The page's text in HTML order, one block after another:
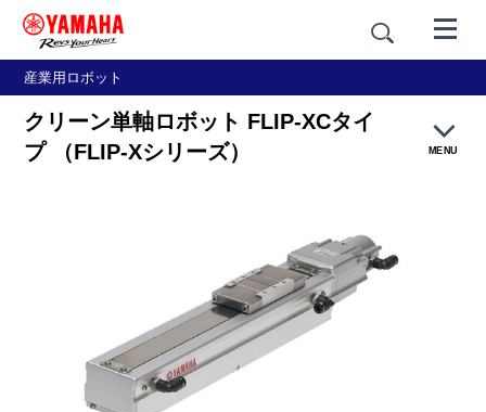
産業用ロボット
クリーン単軸ロボット FLIP-XCタイ
プ （FLIP-Xシリーズ）
MENU